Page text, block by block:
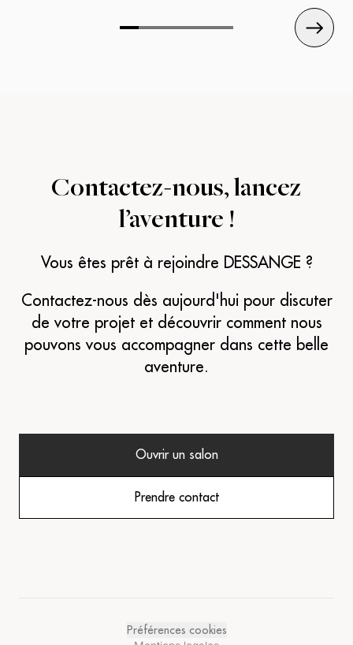
Contactez-nous, lancez
l’aventure !
Vous êtes prêt à rejoindre DESSANGE ?
Contactez-nous dès aujourd'hui pour discuter
de votre projet et découvrir comment nous
pouvons vous accompagner dans cette belle
aventure.
Ouvrir un salon
Prendre contact
Préférences cookies